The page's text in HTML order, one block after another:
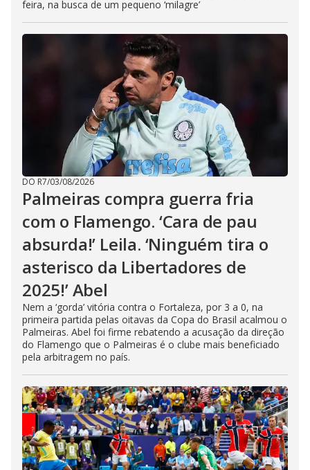
feira, na busca de um pequeno ‘milagre’
DO R7/03/08/2026
Palmeiras compra guerra fria
com o Flamengo. ‘Cara de pau
absurda!’ Leila. ‘Ninguém tira o
asterisco da Libertadores de
2025!’ Abel
Nem a ‘gorda’ vitória contra o Fortaleza, por 3 a 0, na
primeira partida pelas oitavas da Copa do Brasil acalmou o
Palmeiras. Abel foi firme rebatendo a acusação da direção
do Flamengo que o Palmeiras é o clube mais beneficiado
pela arbitragem no país.